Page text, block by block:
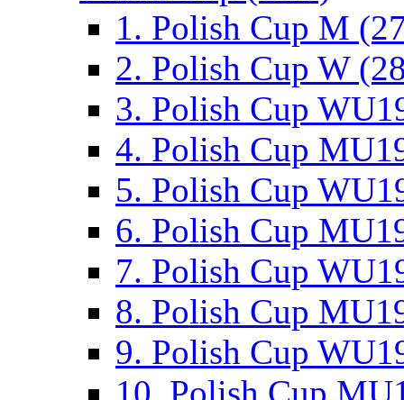
1. Polish Cup M
2. Polish Cup W
3. Polish Cup
4. Polish Cup
5. Polish Cup
6. Polish Cup
7. Polish Cup
8. Polish Cup
9. Polish Cup
10. Polish Cup